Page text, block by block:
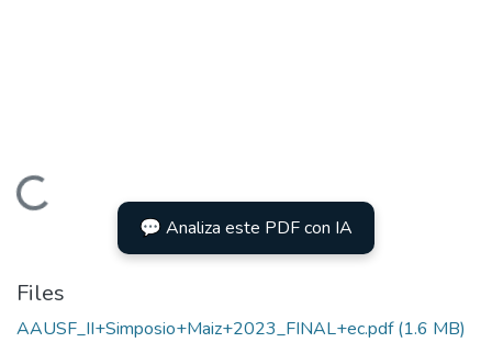
Loading... 💬 Analiza este PDF con IA
Files
AAUSF_II+Simposio+Maiz+2023_FINAL+ec.pdf(1.6 MB)